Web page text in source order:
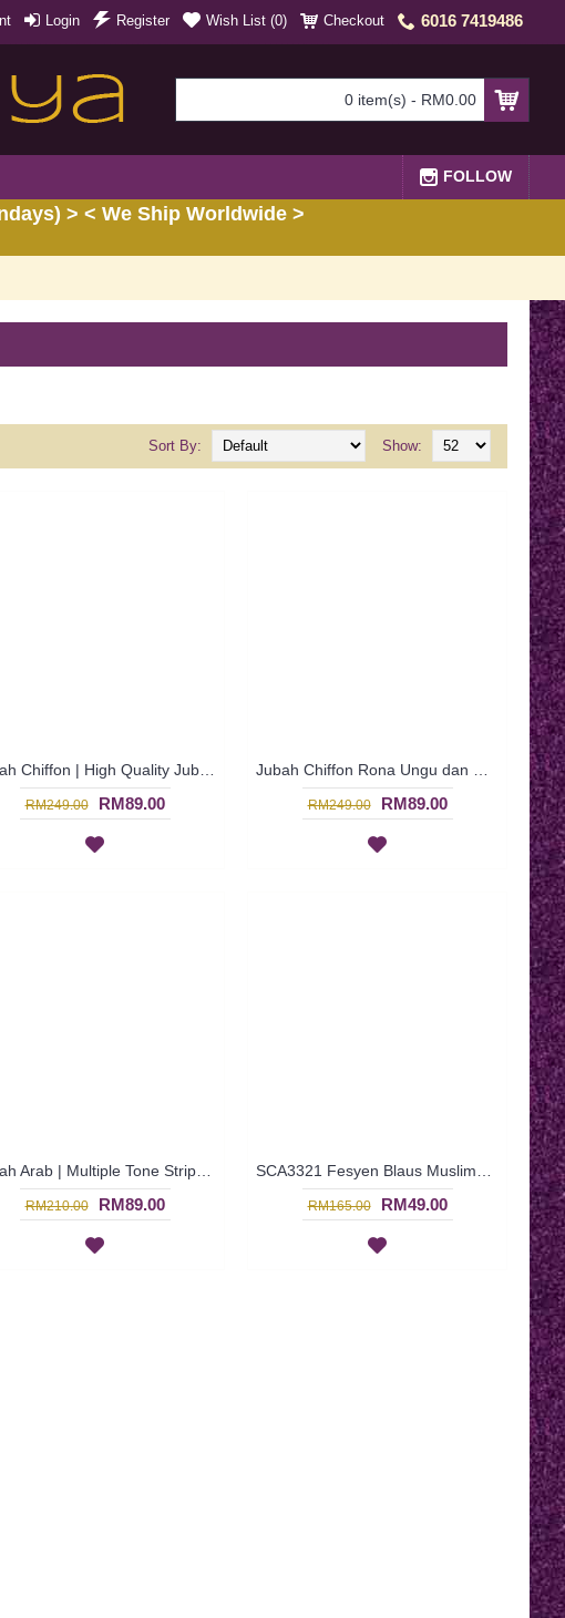
Login Register Wish List (0) Checkout 6016 7419486
0 item(s) - RM0.00
FOLLOW
> < We Ship Worldwide >
Show:
Sort By:
RM249.00 RM89.00 RM249.00 RM89.00
RM210.00 RM89.00 RM165.00 RM49.00